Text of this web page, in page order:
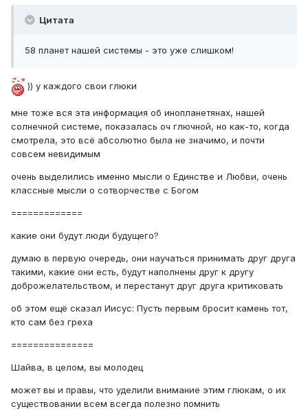
Цитата
58 планет нашей системы - это уже слишком!
)) у каждого свои глюки
мне тоже вся эта информация об инопланетянах, нашей
солнечной системе, показалась оч глючной, но как-то, когда
смотрела, это всё абсолютно была не значимо, и почти
совсем невидимым
очень выделились именно мысли о Единстве и Любви, очень
классные мысли о сотворчестве с Богом
=============
какие они будут люди будущего?
думаю в первую очередь, они научаться принимать друг друга
такими, какие они есть, будут наполнены друг к другу
доброжелательством, и перестанут друг друга критиковать
об этом ещё сказал Иисус: Пусть первым бросит камень тот,
кто сам без греха
===============
Шайва, в целом, вы молодец
может вы и правы, что уделили внимание этим глюкам, о их
существовании всем всегда полезно помнить